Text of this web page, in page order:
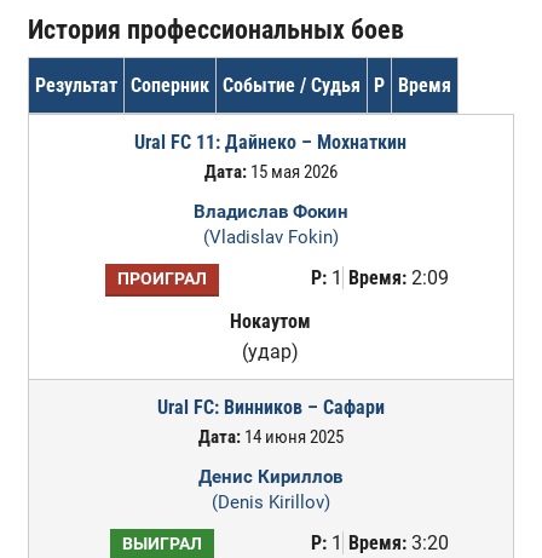
История профессиональных боев
Результат Соперник Событие / Судья Р Время
Ural FC 11: Дайнеко – Мохнаткин
Дата:15 мая 2026
Владислав Фокин
(Vladislav Fokin)
ПРОИГРАЛ Р:1 Время:2:09
Нокаутом
(удар)
Ural FC: Винников – Сафари
Дата:14 июня 2025
Денис Кириллов
(Denis Kirillov)
ВЫИГРАЛ Р:1 Время:3:20